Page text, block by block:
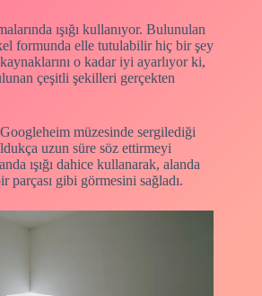
ışığı kullanıyor. Bulunulan
formunda elle tutulabilir hiç bir şey
o kadar iyi ayarlıyor ki,
çeşitli şekilleri gerçekten
müzesinde sergilediği
uzun süre söz ettirmeyi
ışığı dahice kullanarak, alanda
parçası gibi görmesini sağladı.